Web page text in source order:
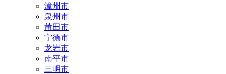
漳州市
泉州市
莆田市
宁德市
龙岩市
南平市
三明市